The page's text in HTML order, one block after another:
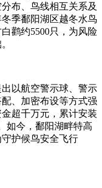
布、鸟线相互关系及
季鄱阳湖区越冬水鸟
鹳约5500只，为风险
以航空警示球、警示
、加密布设等方式强
超千万元，累计安装
如今，鄱阳湖畔特高
护候鸟安全飞行